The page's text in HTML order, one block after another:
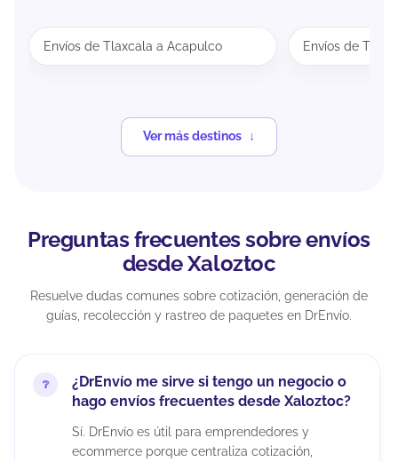
Envíos de Tlaxcala a Acapulco Envíos de
Ver más destinos
Preguntas frecuentes sobre envíos
desde Xaloztoc
Resuelve dudas comunes sobre cotización, generación de
guías, recolección y rastreo de paquetes en DrEnvío.
¿DrEnvío me sirve si tengo un negocio o
hago envíos frecuentes desde Xaloztoc?
Sí. DrEnvío es útil para emprendedores y
ecommerce porque centraliza cotización,